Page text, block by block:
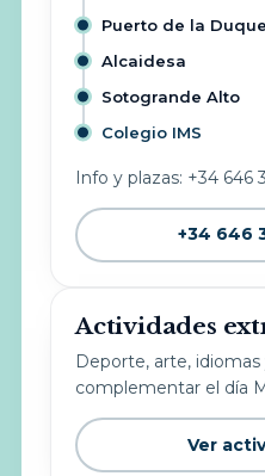
Puerto de la
Alcaidesa
Sotogrande Alto
Colegio IMS
Info y plazas: +34 646
+34 646
Actividades
Deporte, arte, idiomas
complementar el día
Ver